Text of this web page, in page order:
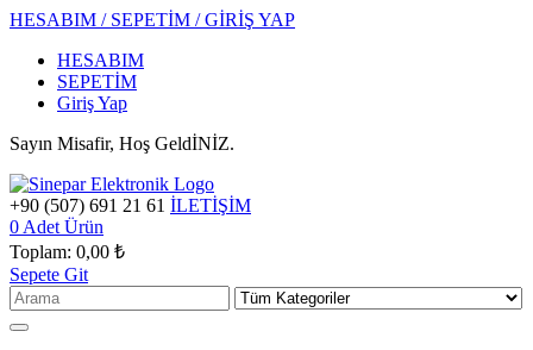
HESABIM / SEPETİM / GİRİŞ YAP
HESABIM
SEPETİM
Giriş Yap
Sayın Misafir, Hoş GeldİNİZ.
+90 (507) 691 21 61 İLETİŞİM
0 Adet Ürün
Toplam: 0,00 ₺
Sepete Git